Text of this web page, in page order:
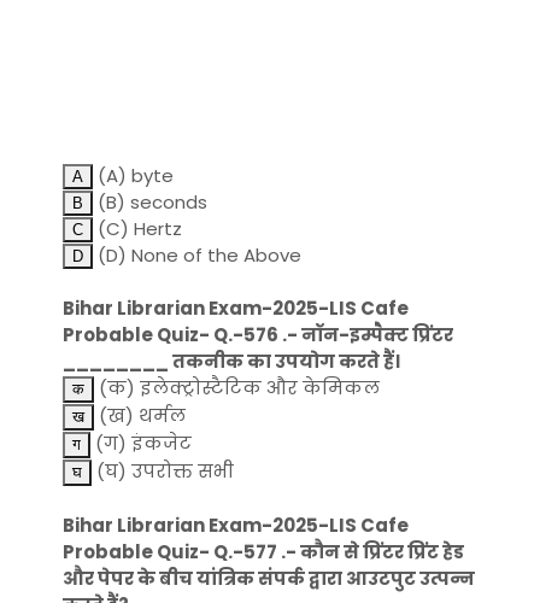
(A) byte
(B) seconds
(C) Hertz
(D) None of the Above
Bihar Librarian Exam-2025-LIS Cafe
Probable Quiz- Q.-576 .- नॉन-इम्पैक्ट प्रिंटर
________ तकनीक का उपयोग करते हैं।
(क) इलेक्ट्रोस्टैटिक और केमिकल
(ख) थर्मल
(ग) इंकजेट
(घ) उपरोक्त सभी
Bihar Librarian Exam-2025-LIS Cafe
Probable Quiz- Q.-577 .- कौन से प्रिंटर प्रिंट हेड
और पेपर के बीच यांत्रिक संपर्क द्वारा आउटपुट उत्पन्न